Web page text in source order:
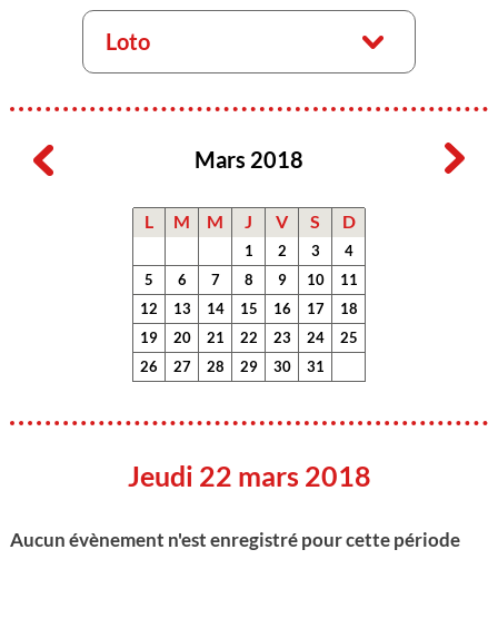
Loto
Mars 2018
L M M J V S D
1 2 3
4
5
6 7 8 9 10
11
12
13 14 15 16 17
18
19
20 21 22 23 24
25
26
27 28 29 30 31
Jeudi 22 mars 2018
Aucun évènement n'est enregistré pour cette période